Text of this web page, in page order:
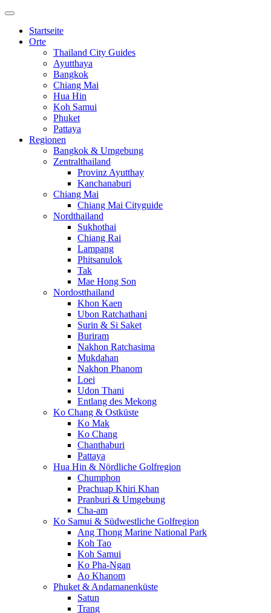
Startseite
Orte
Thailand City Guides
Ayutthaya
Bangkok
Chiang Mai
Hua Hin
Koh Samui
Phuket
Pattaya
Regionen
Bangkok & Umgebung
Zentralthailand
Provinz Ayutthay
Kanchanaburi
Chiang Mai
Chiang Mai Cityguide
Nordthailand
Sukhothai
Chiang Rai
Lampang
Phitsanulok
Tak
Mae Hong Son
Nordostthailand
Khon Kaen
Ubon Ratchathani
Surin & Si Saket
Buriram
Nakhon Ratchasima
Mukdahan
Nakhon Phanom
Loei
Udon Thani
Entlang des Mekong
Ko Chang & Ostküste
Ko Mak
Ko Chang
Chanthaburi
Pattaya
Hua Hin & Nördliche Golfregion
Chumphon
Prachuap Khiri Khan
Pranburi & Umgebung
Cha-am
Ko Samui & Südwestliche Golfregion
Ang Thong Marine National Park
Koh Tao
Koh Samui
Ko Pha-Ngan
Ao Khanom
Phuket & Andamanenküste
Satun
Trang